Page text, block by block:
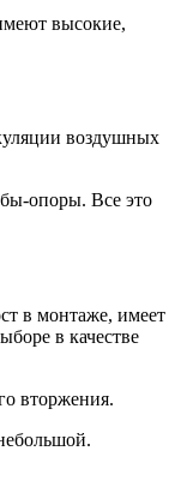
высокие,
воздушных
опоры. Все это
в монтаже, имеет
в качестве
вторжения.